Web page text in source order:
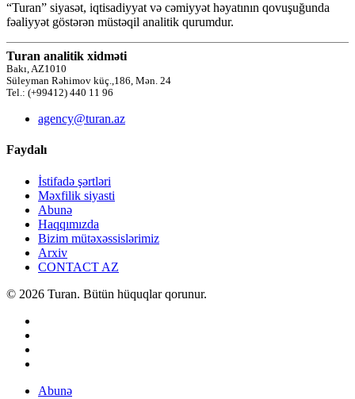
“Turan” siyasət, iqtisadiyyat və cəmiyyət həyatının qovuşuğunda
fəaliyyət göstərən müstəqil analitik qurumdur.
Turan analitik xidməti
Bakı, AZ1010
Süleyman Rəhimov küç.,186, Mən. 24
Tel.: (+99412) 440 11 96
agency@turan.az
Faydalı
İstifadə şərtləri
Məxfilik siyasti
Abunə
Haqqımızda
Bizim mütəxəssislərimiz
Arxiv
CONTACT AZ
© 2026 Turan. Bütün hüquqlar qorunur.
Abunə